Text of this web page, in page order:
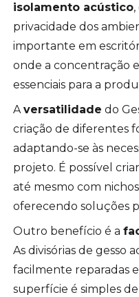
isolamento acústico
privacidade dos
importante em
onde a concentração
essenciais para a
Aversatilidade do
criação de diferentes
adaptando-se às
projeto. É possível
até mesmo com
oferecendo soluções
Outro benefício é a
As divisórias de gesso
facilmente reparadas
superfície é simples